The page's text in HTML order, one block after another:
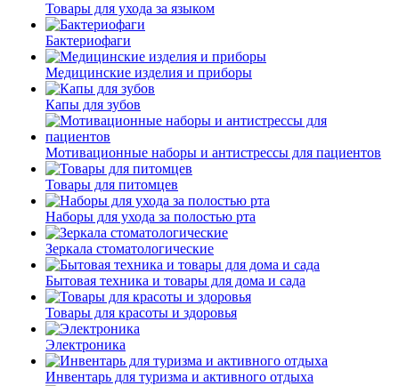
Товары для ухода за языком
Бактериофаги
Медицинские изделия и приборы
Капы для зубов
Мотивационные наборы и антистрессы для пациентов
Товары для питомцев
Наборы для ухода за полостью рта
Зеркала стоматологические
Бытовая техника и товары для дома и сада
Товары для красоты и здоровья
Электроника
Инвентарь для туризма и активного отдыха